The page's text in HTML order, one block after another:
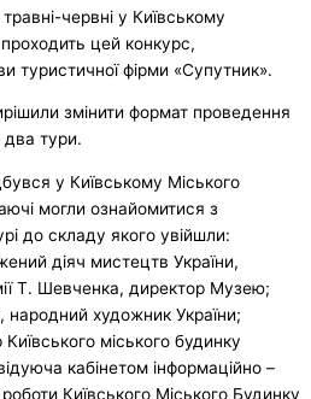
червні у Київському
цей конкурс,
туристичної фірми «Супутник».
змінити формат проведення
два тури.
у Київському Міського
могли ознайомитися з
до складу якого увійшли:
діяч мистецтв України,
Т. Шевченка, директор Музею;
народний художник України;
міського будинку
кабінетом інформаційно –
Київського Міського Будинку